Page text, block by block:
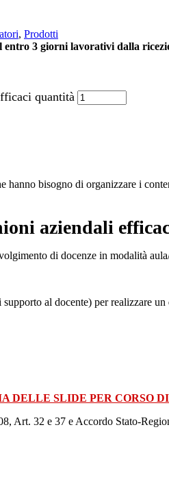
, Prodotti
entro 3 giorni lavorativi dalla
quantità
hanno bisogno di organizzare i
aziendali
di docenze in modalità
supporto al docente) per realizzare un
DELLE SLIDE PER CORSO
Art. 32 e 37 e Accordo Stato-